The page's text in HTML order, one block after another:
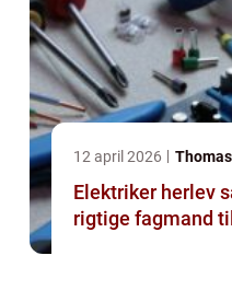
12 april 2026
Elektriker herlev sådan vælger du den
rigtige fagmand